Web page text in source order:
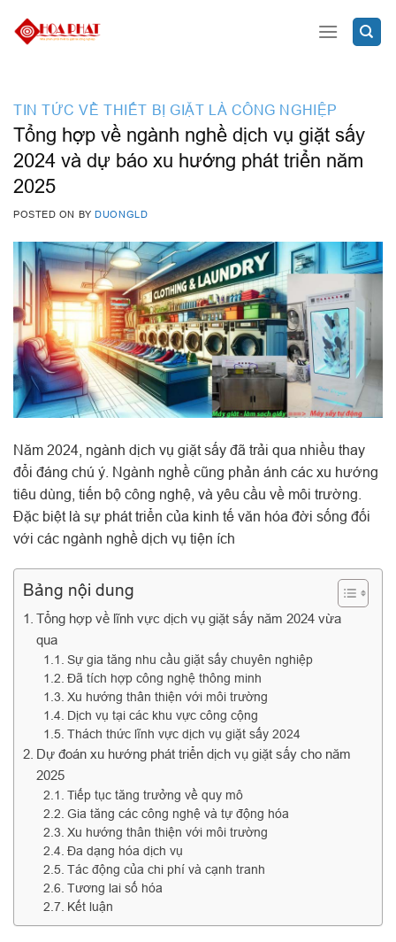
TIN TỨC VỀ THIẾT BỊ GIẶT LÀ CÔNG NGHIỆP
Tổng hợp về ngành nghề dịch vụ giặt sấy
2024 và dự báo xu hướng phát triển năm
2025
POSTED ON BYDUONGLD
Năm 2024, ngành dịch vụ giặt sấy đã trải qua nhiều thay
đổi đáng chú ý. Ngành nghề cũng phản ánh các xu hướng
tiêu dùng, tiến bộ công nghệ, và yêu cầu về môi trường.
Đặc biệt là sự phát triển của kinh tế văn hóa đời sống đối
với các ngành nghề dịch vụ tiện ích
Bảng nội dung
Tổng hợp về lĩnh vực dịch vụ giặt sấy năm 2024 vừa
qua
Sự gia tăng nhu cầu giặt sấy chuyên nghiệp
Đã tích hợp công nghệ thông minh
Xu hướng thân thiện với môi trường
Dịch vụ tại các khu vực công cộng
Thách thức lĩnh vực dịch vụ giặt sấy 2024
Dự đoán xu hướng phát triển dịch vụ giặt sấy cho năm
2025
Tiếp tục tăng trưởng về quy mô
Gia tăng các công nghệ và tự động hóa
Xu hướng thân thiện với môi trường
Đa dạng hóa dịch vụ
Tác động của chi phí và cạnh tranh
Tương lai số hóa
Kết luận